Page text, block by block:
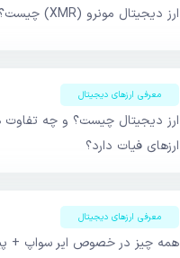
ارز دیجیتال مونرو (XMR) چیست؟
معرفی ارزهای دیجیتال
ارز دیجیتال چیست؟ و چه تفاوت
ارزهای فیات دارد؟
معرفی ارزهای دیجیتال
همه چیز در خصوص ایر سواپ +